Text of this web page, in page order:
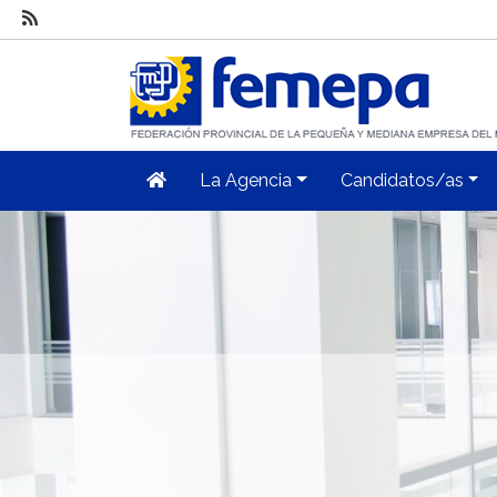
La Agencia Candidatos/as